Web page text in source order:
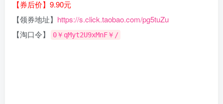
【券后价】9.90元
【领券地址】 https://s.click.taobao.com/pg5tuZu
【淘口令】
0￥qMyt2U9xMnF￥/